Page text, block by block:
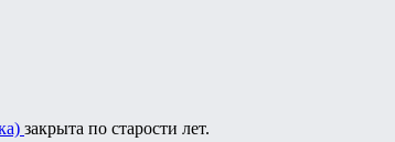
закрыта по старости лет.